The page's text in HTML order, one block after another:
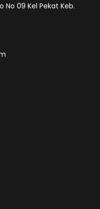
No 09 Kel Pekat Keb.